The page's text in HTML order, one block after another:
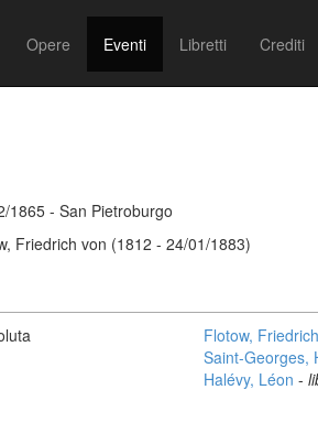
Opere Eventi Libretti Crediti
1865 - San Pietroburgo
Friedrich von (1812 - 24/01/1883)
Flotow,
Saint-Georges,
Halévy, Léon -